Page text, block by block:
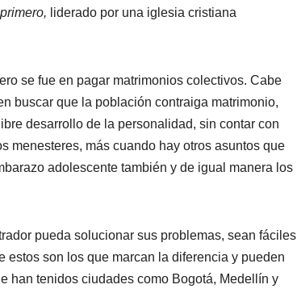
liderado por una iglesia cristiana
se fue en pagar matrimonios colectivos. Cabe
buscar que la población contraiga matrimonio,
desarrollo de la personalidad, sin contar con
menesteres, más cuando hay otros asuntos que
adolescente también y de igual manera los
pueda solucionar sus problemas, sean fáciles
son los que marcan la diferencia y pueden
han tenidos ciudades como Bogotá, Medellín y